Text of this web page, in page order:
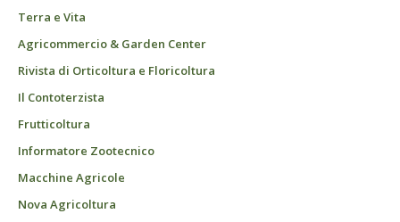
Terra e Vita
Agricommercio & Garden Center
Rivista di Orticoltura e Floricoltura
Il Contoterzista
Frutticoltura
Informatore Zootecnico
Macchine Agricole
Nova Agricoltura